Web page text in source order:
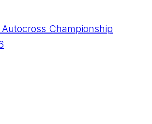
Championship